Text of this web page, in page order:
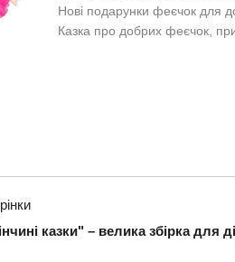
Нові подарунки феєчок для
Казка про добрих феєчок,
казки" – велика збірка для